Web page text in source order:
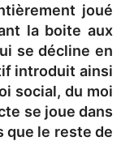
joué
la boite aux
se décline en
introduit ainsi
social, du moi
se joue dans
que le reste de